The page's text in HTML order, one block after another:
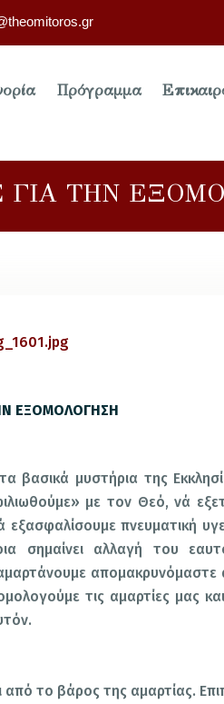
Πρόγραμμα
ΓΙΑ ΤΗΝ
ΕΞΟΜΟΛΟΓΗΣΗ
βασικά μυστήρια της
με τον Θεό, νά
πνευματική
σημαίνει αλλαγή του
απομακρυνόμαστε
τις αμαρτίες μας
το βάρος της αμαρτίας.